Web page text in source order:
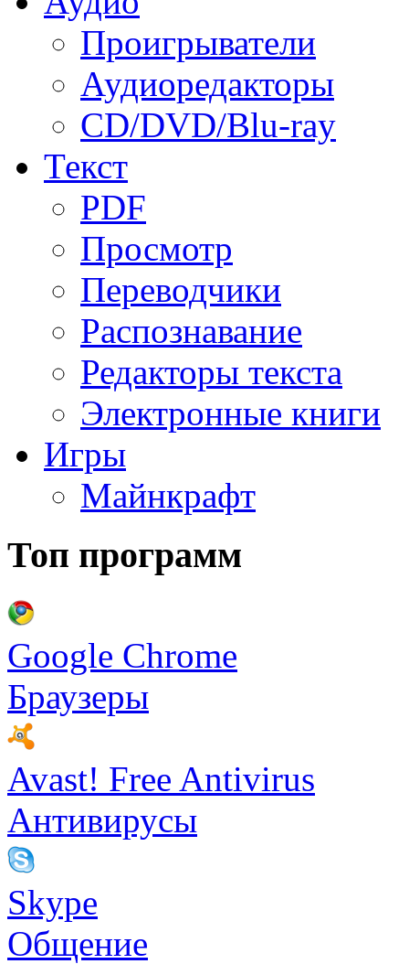
Проигрыватели
Аудиоредакторы
CD/DVD/Blu-ray
Текст
PDF
Просмотр
Переводчики
Распознавание
Редакторы текста
Электронные книги
Игры
Майнкрафт
Топ программ
Google Chrome
Браузеры
Avast! Free Antivirus
Антивирусы
Skype
Общение